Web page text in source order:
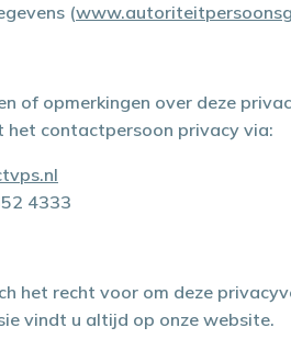
(
of opmerkingen over deze
het contactpersoon privacy via:
4333
het recht voor om deze
vindt u altijd op onze website.